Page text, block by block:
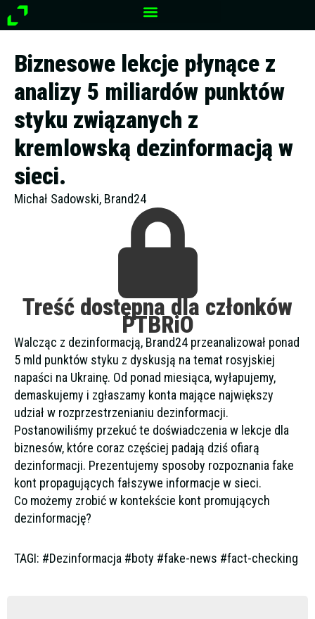
Przejdź
do
Biznesowe lekcje płynące z
analizy 5 miliardów punktów
styku związanych z
kremlowską dezinformacją w
sieci.
Michał Sadowski, Brand24
Treść dostępna dla członków
PTBRiO
Walcząc z dezinformacją, Brand24 przeanalizował ponad
5 mld punktów styku z dyskusją na temat rosyjskiej
napaści na Ukrainę. Od ponad miesiąca, wyłapujemy,
demaskujemy i zgłaszamy konta mające największy
udział w rozprzestrzenianiu dezinformacji.
Postanowiliśmy przekuć te doświadczenia w lekcje dla
biznesów, które coraz częściej padają dziś ofiarą
dezinformacji. Prezentujemy sposoby rozpoznania fake
kont propagujących fałszywe informacje w sieci.
Co możemy zrobić w kontekście kont promujących
dezinformację?
TAGI: #Dezinformacja #boty #fake-news #fact-checking